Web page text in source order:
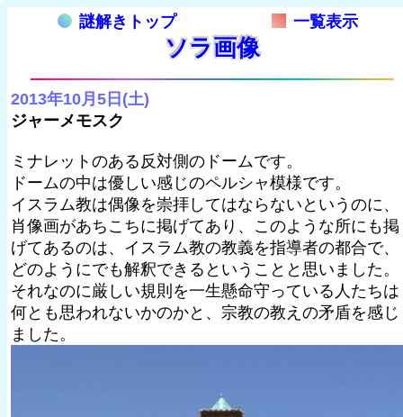
謎解きトップ 一覧表示
ソラ画像
2013年10月5日(土)
ジャーメモスク
ミナレットのある反対側のドームです。
ドームの中は優しい感じのペルシャ模様です。
イスラム教は偶像を崇拝してはならないというのに、
肖像画があちこちに掲げてあり、このような所にも掲
げてあるのは、イスラム教の教義を指導者の都合で、
どのようにでも解釈できるということと思いました。
それなのに厳しい規則を一生懸命守っている人たちは
何とも思われないかのかと、宗教の教えの矛盾を感じ
ました。